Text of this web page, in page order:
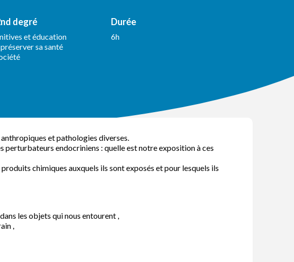
degré
et éducation
sa santé
Durée
6h
et pathologies diverses.
perturbateurs endocriniens : quelle est notre exposition à ces
chimiques auxquels ils sont exposés et pour lesquels ils
les objets qui nous entourent ,
,